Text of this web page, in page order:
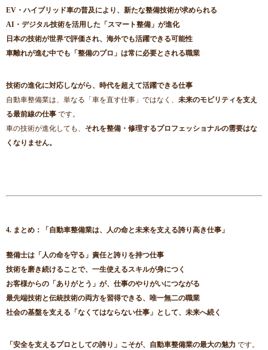
EV・ハイブリッド車の普及により、新たな整備技術が求められる
AI・デジタル技術を活用した「スマート整備」が進化
日本の技術が世界で評価され、海外でも活躍できる可能性
車離れが進む中でも「整備のプロ」は常に必要とされる職業
技術の進化に対応しながら、時代を超えて活躍できる仕事
自動車整備業は、単なる「車を直す仕事」ではなく、 未来のモビリティを支え
る最前線の仕事 です。
車の技術が進化しても、 それを整備・修理するプロフェッショナルの需要はな
くなりません。
4. まとめ：「自動車整備業は、人の命と未来を支える誇り高き仕事」
整備士は「人の命を守る」責任と誇りを持つ仕事
技術を磨き続けることで、一生使えるスキルが身につく
お客様からの「ありがとう」が、仕事のやりがいにつながる
最先端技術と伝統技術の両方を習得できる、唯一無二の職業
社会の基盤を支える「なくてはならない仕事」として、未来へ続く
「安全を支えるプロとしての誇り」こそが、自動車整備業の最大の魅力 です。